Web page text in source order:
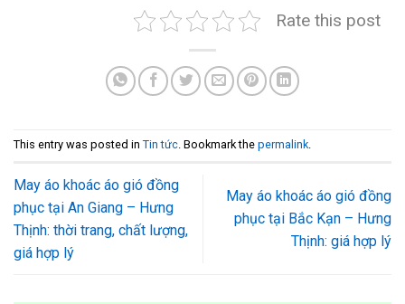
Rate this post
This entry was posted in Tin tức. Bookmark the permalink.
May áo khoác áo gió đồng
phục tại An Giang – Hưng
Thịnh: thời trang, chất lượng,
giá hợp lý
May áo khoác áo gió đồng
phục tại Bắc Kạn – Hưng
Thịnh: giá hợp lý